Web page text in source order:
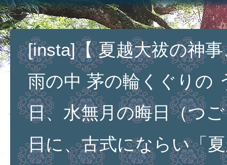
トップページ
ブログ(日々八百万)
お知らせ一覧 歴史・ご祭神
年中行事
メディア掲載 ご祈祷・ご祈
安産祈願
初宮参り
七五三詣
長寿のお祝い
神前結婚式
厄祓い・方位
車のお祓い
地鎮祭
神葬祭（神式
[insta]【 夏越大祓の神
雨の中 茅の輪くぐりの
日、水無月の晦日（つ
日に、古式にならい「